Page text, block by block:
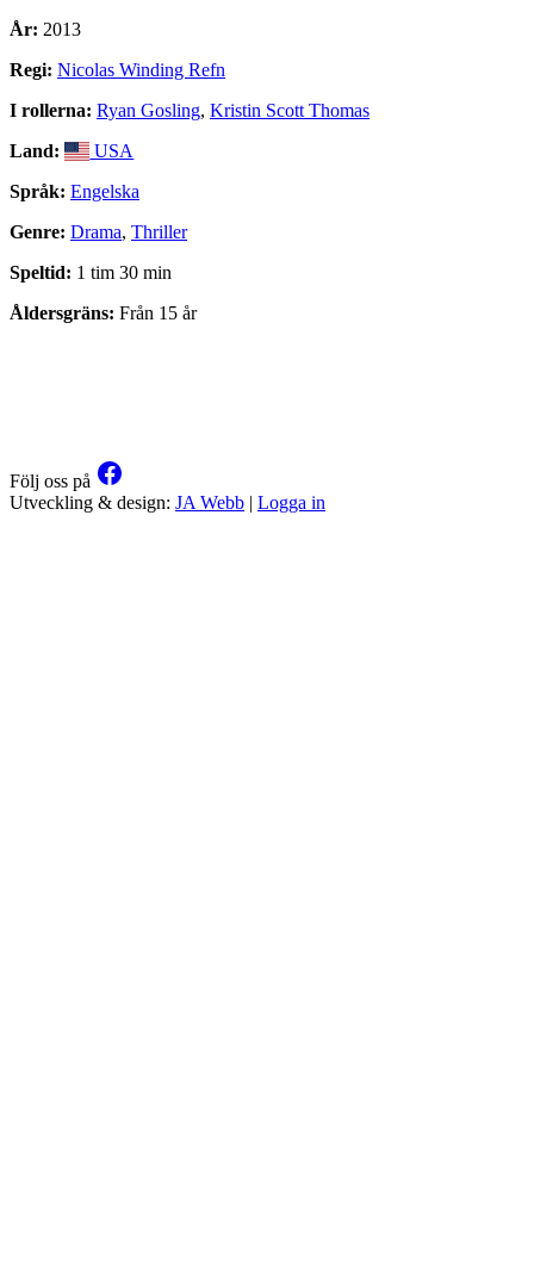
År: 2013
Regi: Nicolas Winding Refn
I rollerna: Ryan Gosling, Kristin Scott Thomas
Land:
USA
Språk: Engelska
Genre: Drama, Thriller
Speltid: 1 tim 30 min
Åldersgräns: Från 15 år
Följ oss på
Utveckling & design: JA Webb | Logga in